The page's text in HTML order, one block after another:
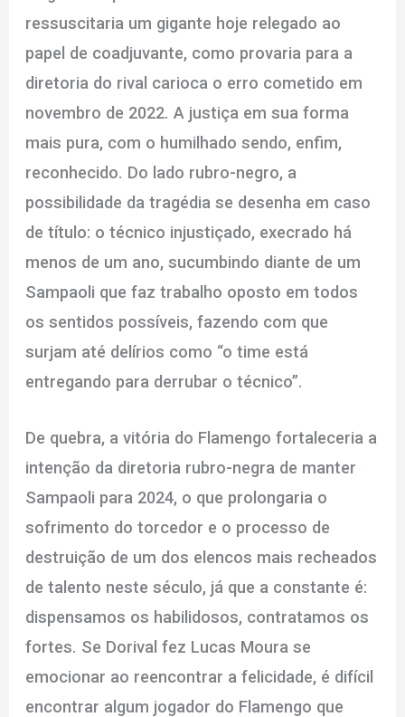
ressuscitaria um gigante hoje relegado ao
papel de coadjuvante, como provaria para a
diretoria do rival carioca o erro cometido em
novembro de 2022. A justiça em sua forma
mais pura, com o humilhado sendo, enfim,
reconhecido. Do lado rubro-negro, a
possibilidade da tragédia se desenha em caso
de título: o técnico injustiçado, execrado há
menos de um ano, sucumbindo diante de um
Sampaoli que faz trabalho oposto em todos
os sentidos possíveis, fazendo com que
surjam até delírios como “o time está
entregando para derrubar o técnico”.
De quebra, a vitória do Flamengo fortaleceria a
intenção da diretoria rubro-negra de manter
Sampaoli para 2024, o que prolongaria o
sofrimento do torcedor e o processo de
destruição de um dos elencos mais recheados
de talento neste século, já que a constante é:
dispensamos os habilidosos, contratamos os
fortes. Se Dorival fez Lucas Moura se
emocionar ao reencontrar a felicidade, é difícil
encontrar algum jogador do Flamengo que